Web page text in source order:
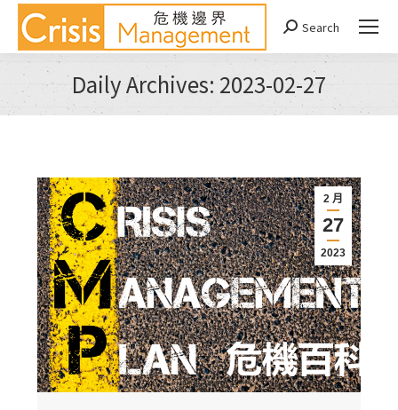
Search:
Search
Daily Archives: 2023-02-27
You are here:
2 月
27
2023